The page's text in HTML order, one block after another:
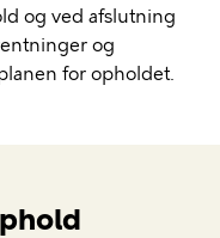
og ved afslutning
og
for opholdet.